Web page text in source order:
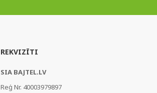
REKVIZĪTI
SIA BAJTEL.LV
Reģ Nr. 40003979897